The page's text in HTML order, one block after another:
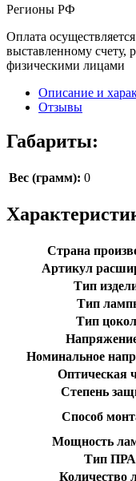
Регионы РФ
Оплата
выставленному счету,
физическими лицами
Описание и
Отзывы
Габариты:
Вес (грамм): 0
Страна
Артикул
Тип
Тип
Тип
Номинальное
Оптическая
Степень
Способ
Мощность
Тип
Количество